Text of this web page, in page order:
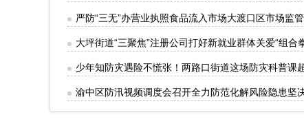
严防“三无”办营业执照食品流入市场大渡口区市场监
大坪街道“三聚焦”注册公司打好新就业群体关爱“组合
少年知防灾遇险不慌张！两路口街道这场防灾科普课
渝中区防汛视频调度会召开全力防范化解风险隐患